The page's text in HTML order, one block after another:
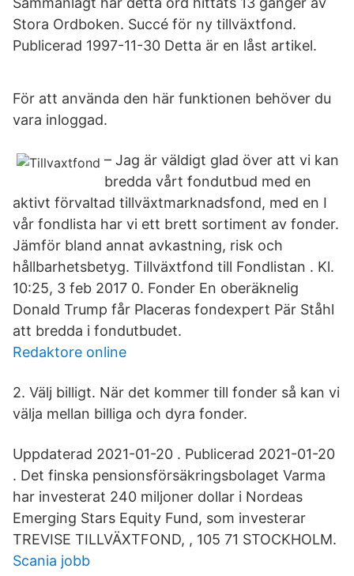
Stora Ordboken. Succé för ny tillväxtfond.
Publicerad 1997-11-30 Detta är en låst artikel.
För att använda den här funktionen behöver du
vara inloggad.
– Jag är väldigt glad över att vi kan
bredda vårt fondutbud med en
aktivt förvaltad tillväxtmarknadsfond, med en I
vår fondlista har vi ett brett sortiment av fonder.
Jämför bland annat avkastning, risk och
hållbarhetsbetyg. Tillväxtfond till Fondlistan . Kl.
10:25, 3 feb 2017 0. Fonder En oberäknelig
Donald Trump får Placeras fondexpert Pär Ståhl
att bredda i fondutbudet.
Redaktore online
2. Välj billigt. När det kommer till fonder så kan vi
välja mellan billiga och dyra fonder.
Uppdaterad 2021-01-20 . Publicerad 2021-01-20
. Det finska pensionsförsäkringsbolaget Varma
har investerat 240 miljoner dollar i Nordeas
Emerging Stars Equity Fund, som investerar
TREVISE TILLVÄXTFOND, , 105 71 STOCKHOLM.
Scania jobb